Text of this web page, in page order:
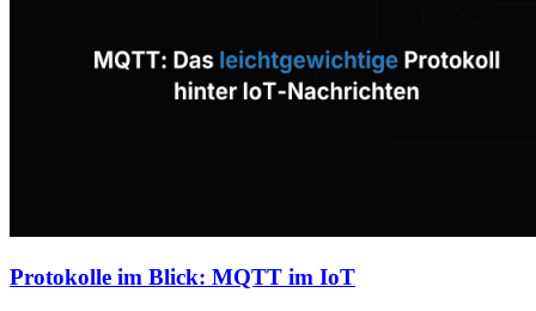
Protokolle im Blick: MQTT im IoT